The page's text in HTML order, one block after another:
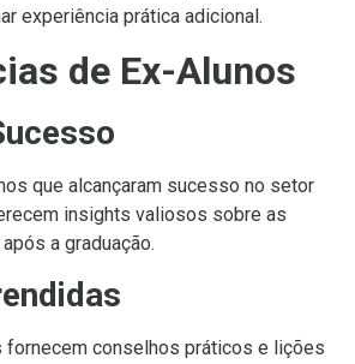
experiência prática adicional.
de Ex-Alunos
que alcançaram sucesso no setor
insights valiosos sobre as
a graduação.
fornecem conselhos práticos e lições